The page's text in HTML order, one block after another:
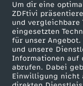
Um dir eine
ZDFtivi
und vergleichbare
eingesetzten
für unser
und unsere
Informationen auf
abrufen. Dabei
Einwilligung nicht
T
O
U
Mehr ZDF
ZDF-Apps
Smart TV